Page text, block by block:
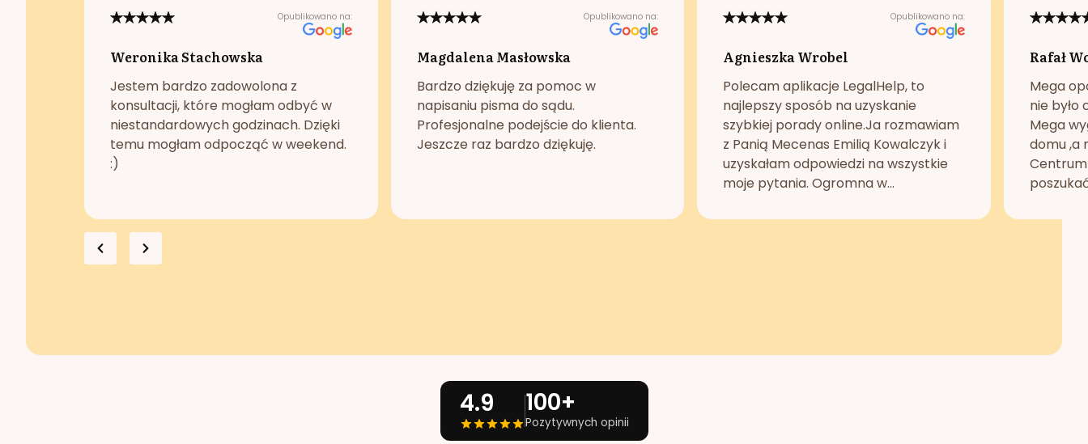
Opublikowano na:
Weronika Stachowska
Jestem bardzo zadowolona z
konsultacji, które mogłam odbyć w
niestandardowych godzinach. Dzięki
temu mogłam odpocząć w weekend.
:)
Opublikowano na:
Magdalena Masłowska
Bardzo dziękuję za pomoc w
napisaniu pisma do sądu.
Profesjonalne podejście do klienta.
Jeszcze raz bardzo dziękuję.
Opublikowano na:
Agnieszka Wrobel
Polecam aplikacje LegalHelp, to
najlepszy sposób na uzyskanie
szybkiej porady online.Ja rozmawiam
z Panią Mecenas Emilią Kowalczyk i
uzyskałam odpowiedzi na wszystkie
moje pytania. Ogromna w...
Rafał
Mega
nie było
Mega
domu ,a
4.9 100+
Pozytywnych opinii